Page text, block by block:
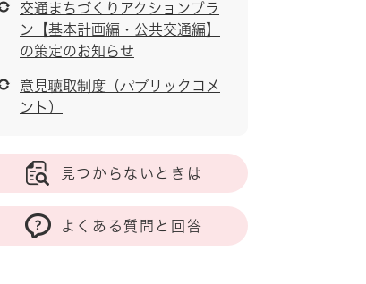
交通まちづくりアクションプラ
ン【基本計画編・公共交通編】
の策定のお知らせ
意見聴取制度（パブリックコメ
ント）
見つからないときは
よくある質問と回答